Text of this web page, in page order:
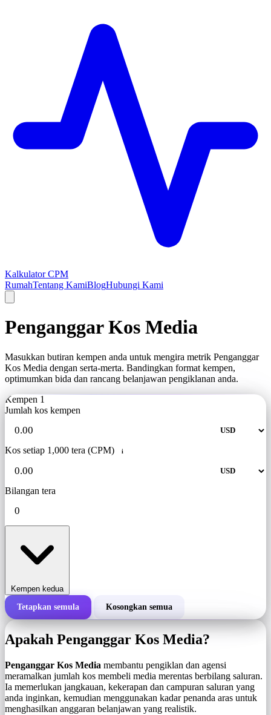
Kalkulator CPM
RumahTentang KamiBlogHubungi Kami
Penganggar Kos Media
Masukkan butiran kempen anda untuk mengira metrik Penganggar
Kos Media dengan serta-merta. Bandingkan format kempen,
optimumkan bida dan rancang belanjawan pengiklanan anda.
Kempen 1
Jumlah kos kempen
Kos setiap 1,000 tera (CPM) i
Bilangan tera
Kempen kedua
Jumlah kos kempen
Bilangan tera
Tetapkan semula Kosongkan semua
Apakah Penganggar Kos Media?
Penganggar Kos Media membantu pengiklan dan agensi
meramalkan jumlah kos membeli media merentas berbilang saluran.
Ia memerlukan jangkauan, kekerapan dan campuran saluran yang
anda inginkan, kemudian menggunakan kadar penanda aras untuk
menghasilkan anggaran belanjawan yang realistik.